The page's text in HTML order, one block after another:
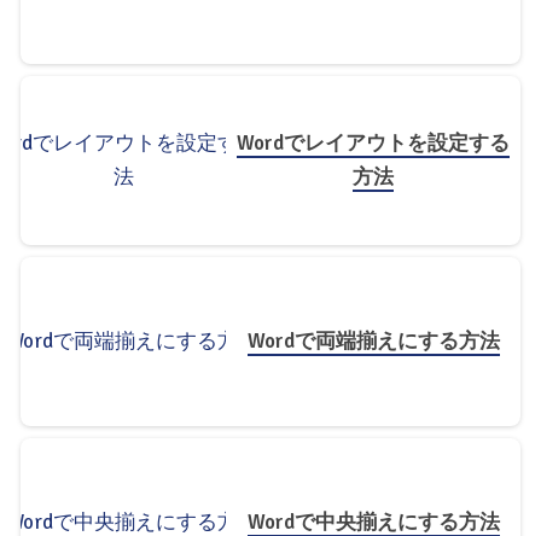
Wordでレイアウトを設定する
方法
Wordで両端揃えにする方法
Wordで中央揃えにする方法